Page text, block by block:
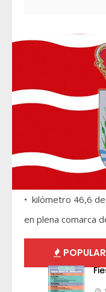
• kilómetro 46,6
en plena comarca
POPULAR